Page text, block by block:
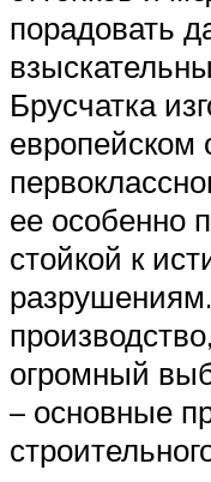
порадовать
Брусчатка
европейском
ее особенно
стойкой к
огромный
– основные